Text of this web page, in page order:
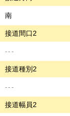
南
接道間口2
---
接道種別2
---
接道幅員2